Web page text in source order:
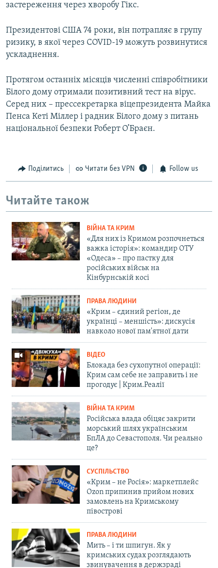
застереження через хворобу Гікс.
Президентові США 74 роки, він потрапляє в групу
ризику, в якої через COVID-19 можуть розвинутися
ускладнення.
Протягом останніх місяців численні співробітники
Білого дому отримали позитивний тест на вірус.
Серед них – прессекретарка віцепрезидента Майка
Пенса Кеті Міллер і радник Білого дому з питань
національної безпеки Роберт О’Браєн.
Поділитись Читати без VPN Follow us
Читайте також
ВІЙНА ТА КРИМ
«Для них із Кримом розпочнеться
важка історія»: командир ОТУ
«Одеса» – про пастку для
російських військ на
Кінбурнській косі
ПРАВА ЛЮДИНИ
«Крим – єдиний регіон, де
українці – меншість»: дискусія
навколо нової пам'ятної дати
ВІДЕО
Блокада без сухопутної операції:
Крим сам себе не заправить і не
прогодує | Крим.Реалії
ВІЙНА ТА КРИМ
Російська влада обіцяє закрити
морський шлях українським
БпЛА до Севастополя. Чи реально
це?
СУСПІЛЬСТВО
«Крим – не Росія»: маркетплейс
Ozon припинив прийом нових
замовлень на Кримському
півострові
ПРАВА ЛЮДИНИ
Мить – і ти шпигун. Як у
кримських судах розглядають
звинувачення в держзраді